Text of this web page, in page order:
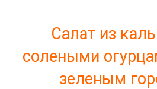
Салат из
солеными
зеленым